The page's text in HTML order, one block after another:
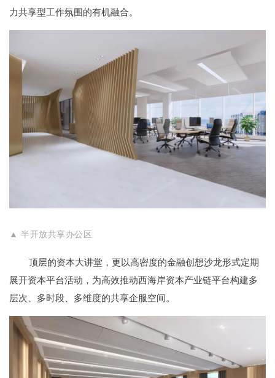
力共享型工作氛围的有机融合。
▲ 半开放共享办公区
顶层的资本大讲堂，更以高密度的金融创想沙龙形式定期
展开资本平台活动，为高效推动西海岸资本产业链平台构建多
层次、多时段、多维度的共享企服空间。